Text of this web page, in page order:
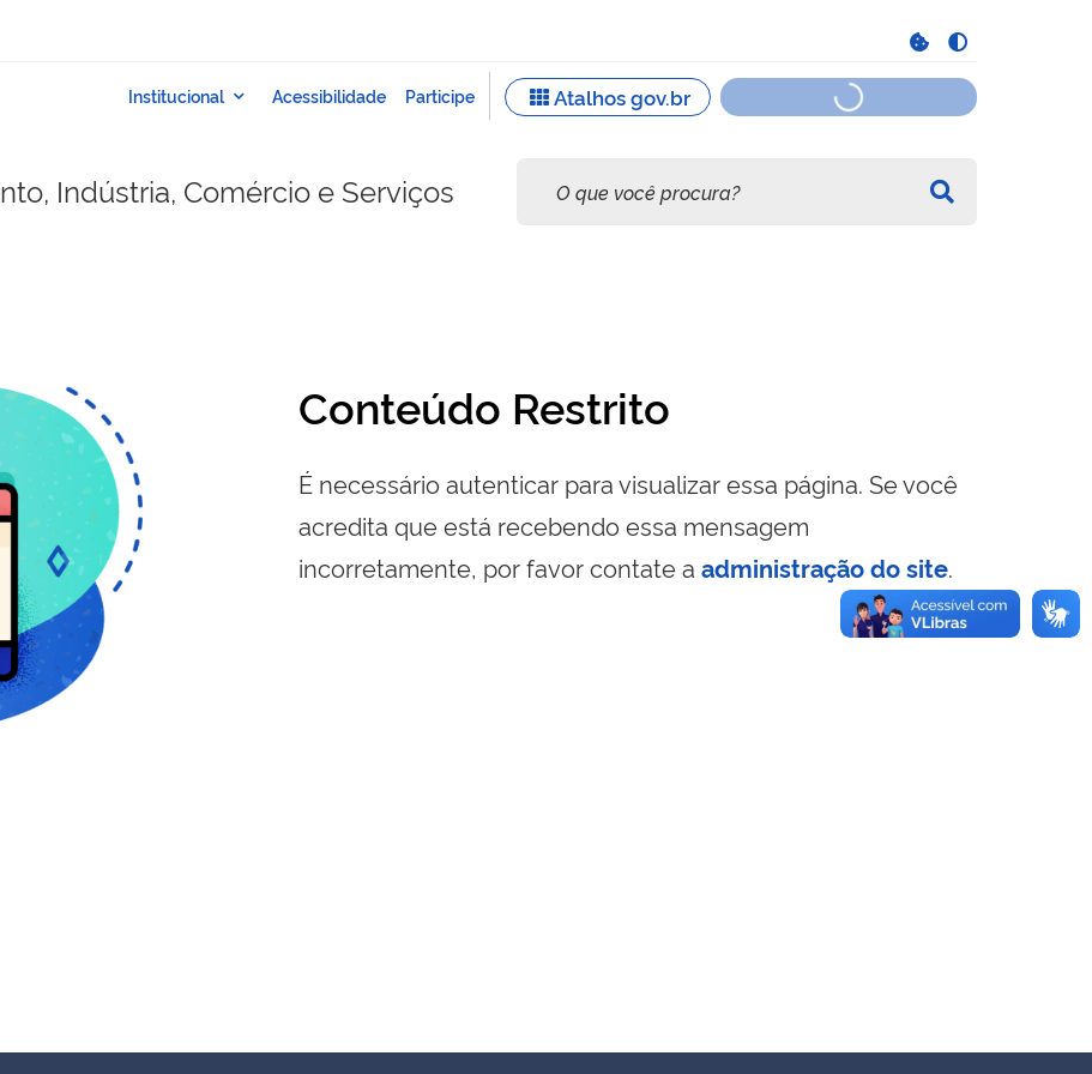
Indústria, Comércio e Serviços
Conteúdo Restrito
É necessário autenticar para visualizar essa página. Se você
acredita que está recebendo essa mensagem
incorretamente, por favor contate a administração do site.